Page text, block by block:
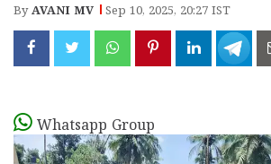
ByAVANI MV Sep 10, 2025, 20:27 IST
Whatsapp Group